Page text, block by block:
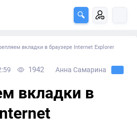
вкладки в браузере Internet Explorer
1942 Анна Самарина
вкладки в